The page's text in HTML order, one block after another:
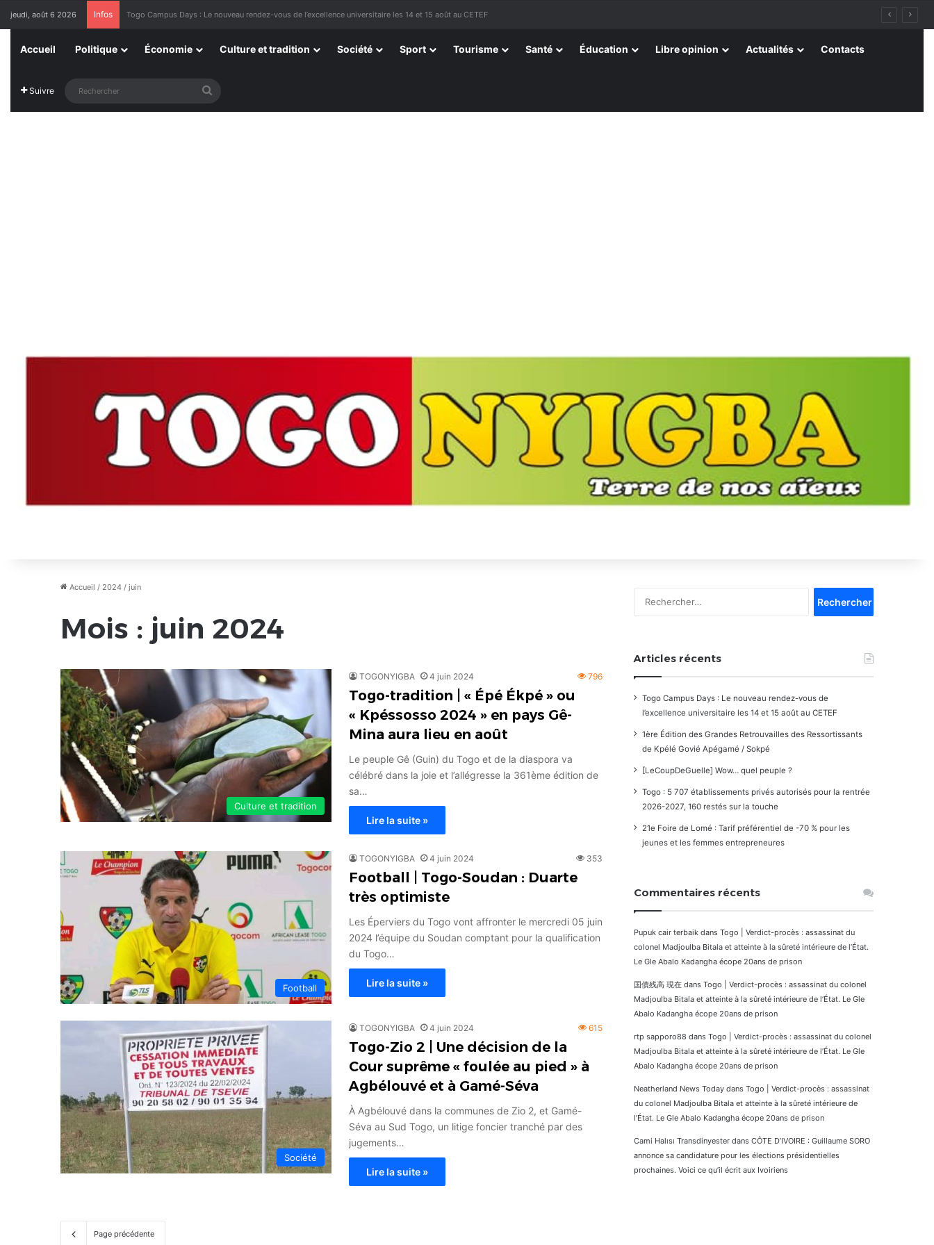
jeudi, août 6 2026 Infos 1ère Édition des Grandes Retrouvailles des Ressortissants de Kpélé Govié Apégamé / Sokpé
Accueil Politique Économie Culture et tradition Société Sport Tourisme Santé Éducation Libre opinion Actualités Contacts
Suivre
Accueil / 2024 / juin
Mois : juin 2024
Culture et tradition
TOGONYIGBA 4 juin 2024 796
Togo-tradition | « Épé Ékpé » ou
« Kpéssosso 2024 » en pays Gê-
Mina aura lieu en août
Le peuple Gê (Guin) du Togo et de la diaspora va
célébré dans la joie et l’allégresse la 361ème édition de
sa…
Lire la suite »
Football
TOGONYIGBA 4 juin 2024 353
Football | Togo-Soudan : Duarte
très optimiste
Les Éperviers du Togo vont affronter le mercredi 05 juin
2024 l’équipe du Soudan comptant pour la qualification
du Togo…
Lire la suite »
Société
TOGONYIGBA 4 juin 2024 615
Togo-Zio 2 | Une décision de la
Cour suprême « foulée au pied » à
Agbélouvé et à Gamé-Séva
À Agbélouvé dans la communes de Zio 2, et Gamé-
Séva au Sud Togo, un litige foncier tranché par des
jugements…
Lire la suite »
Page précédente
Articles récents
Togo Campus Days : Le nouveau rendez-vous de
l’excellence universitaire les 14 et 15 août au CETEF
1ère Édition des Grandes Retrouvailles des Ressortissants
de Kpélé Govié Apégamé / Sokpé
[LeCoupDeGuelle] Wow… quel peuple ?
Togo : 5 707 établissements privés autorisés pour la rentrée
2026-2027, 160 restés sur la touche
21e Foire de Lomé : Tarif préférentiel de -70 % pour les
jeunes et les femmes entrepreneures
Commentaires récents
Pupuk cair terbaik dans Togo | Verdict-procès : assassinat du
colonel Madjoulba Bitala et atteinte à la sûreté intérieure de l’État.
Le Gle Abalo Kadangha écope 20ans de prison
国債残高 現在 dans Togo | Verdict-procès : assassinat du colonel
Madjoulba Bitala et atteinte à la sûreté intérieure de l’État. Le Gle
Abalo Kadangha écope 20ans de prison
rtp sapporo88 dans Togo | Verdict-procès : assassinat du colonel
Madjoulba Bitala et atteinte à la sûreté intérieure de l’État. Le Gle
Abalo Kadangha écope 20ans de prison
Neatherland News Today dans Togo | Verdict-procès : assassinat
du colonel Madjoulba Bitala et atteinte à la sûreté intérieure de
l’État. Le Gle Abalo Kadangha écope 20ans de prison
Cami Halısı Transdinyester dans CÔTE D’IVOIRE : Guillaume SORO
annonce sa candidature pour les élections présidentielles
prochaines. Voici ce qu’il écrit aux Ivoiriens